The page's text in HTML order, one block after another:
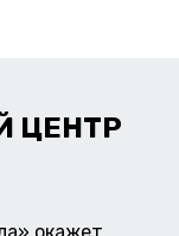
ЦЕНТР